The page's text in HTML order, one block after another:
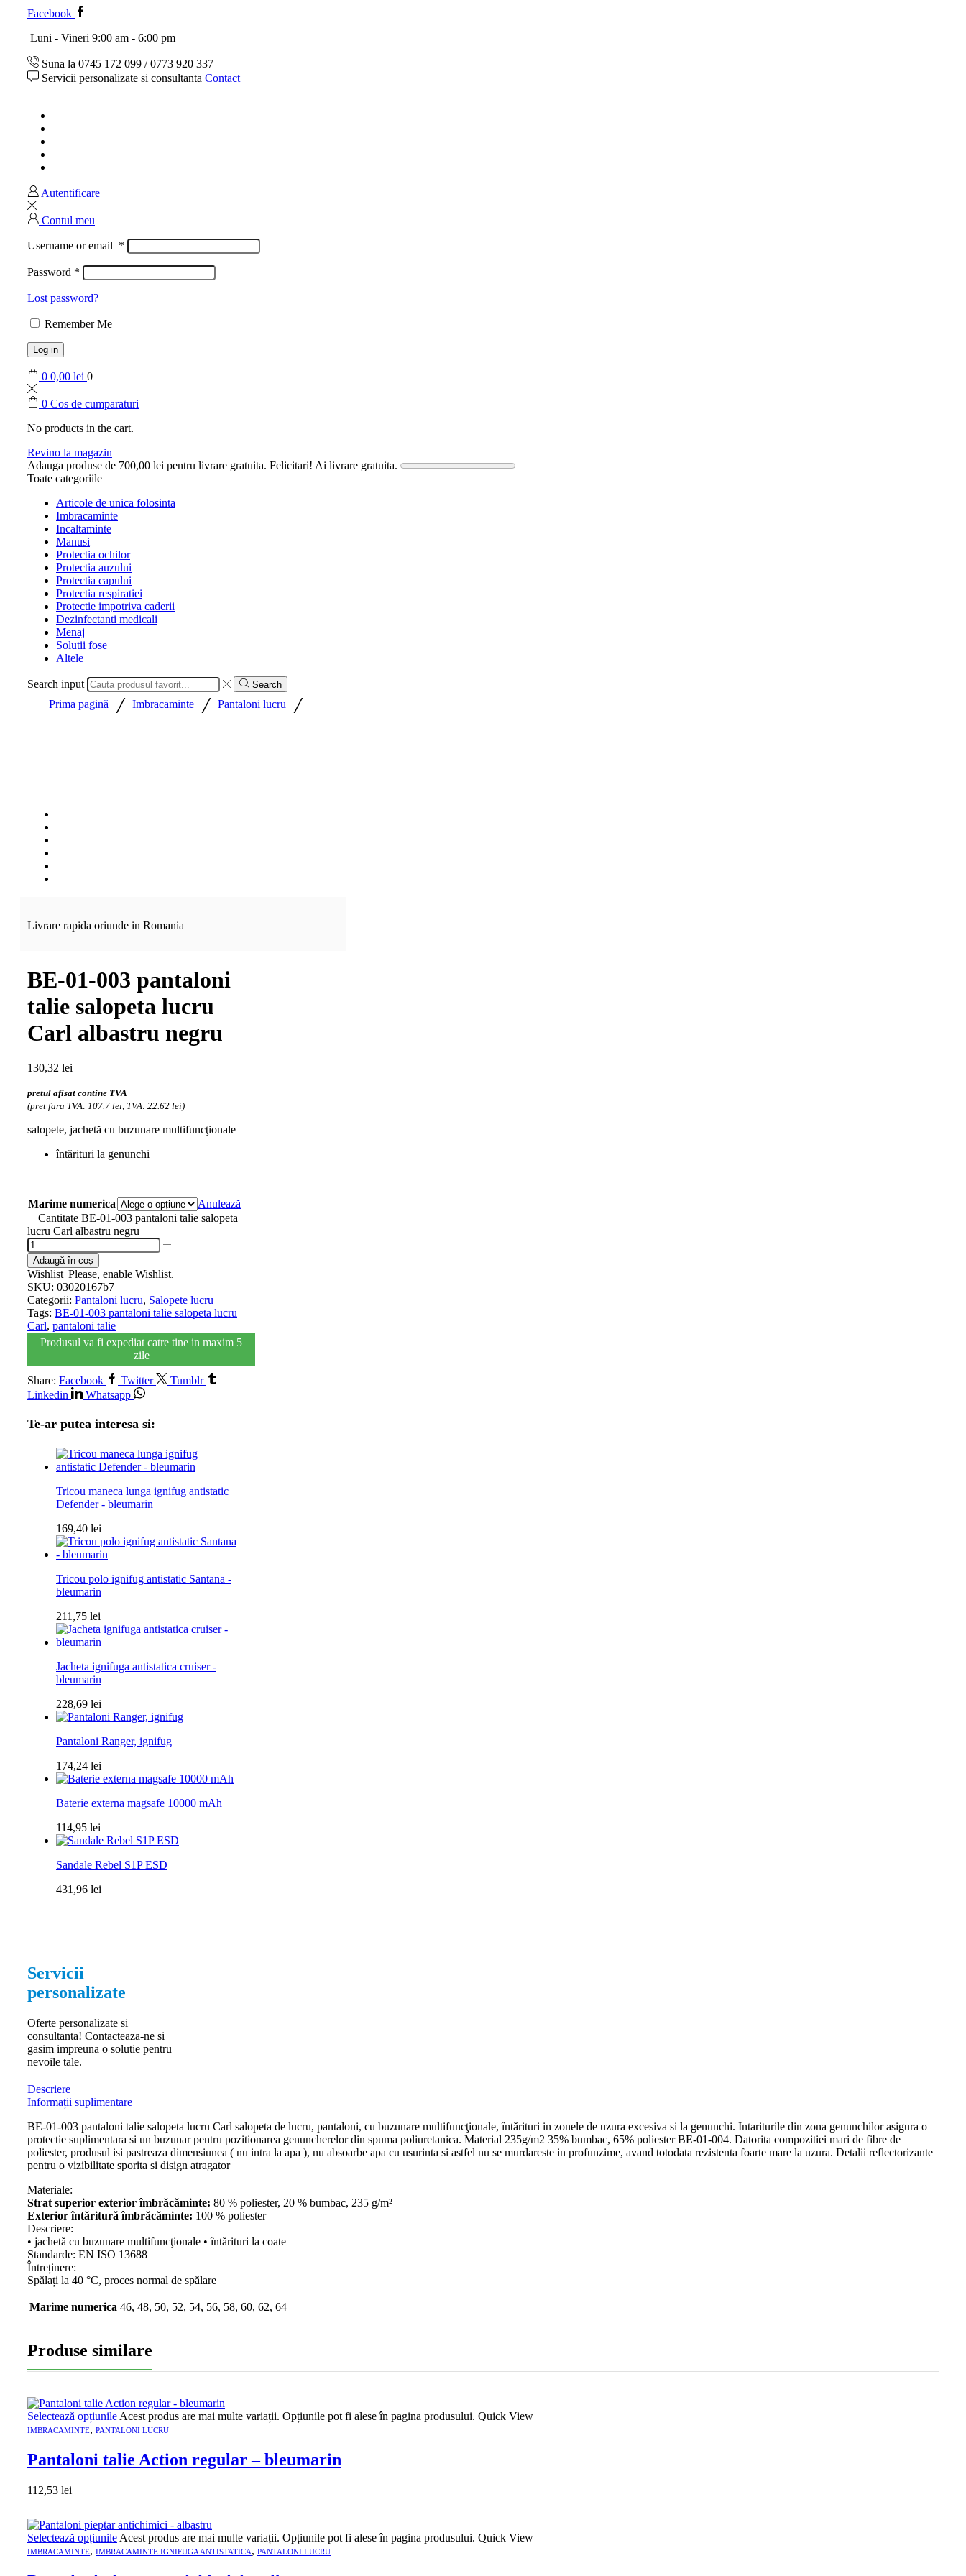
Facebook
Luni - Vineri 9:00 am - 6:00 pm
Suna la 0745 172 099 / 0773 920 337
Servicii personalizate si consultanta Contact
Autentificare
Contul meu
Username or email *
Password *
Lost password?
Remember Me
Log in
0 0,00 lei 0
0 Cos de cumparaturi
No products in the cart.
Revino la magazin
Adauga produse de 700,00 lei pentru livrare gratuita. Felicitari! Ai livrare gratuita.
Toate categoriile
Articole de unica folosinta
Imbracaminte
Incaltaminte
Manusi
Protectia ochilor
Protectia auzului
Protectia capului
Protectia respiratiei
Protectie impotriva caderii
Dezinfectanti medicali
Menaj
Solutii fose
Altele
Search input Search
Prima pagină / Imbracaminte / Pantaloni lucru /
Livrare rapida oriunde in Romania
BE-01-003 pantaloni
talie salopeta lucru
Carl albastru negru
130,32 lei
pretul afisat contine TVA
(pret fara TVA: 107.7 lei, TVA: 22.62 lei)
salopete, jachetă cu buzunare multifuncţionale
întărituri la genunchi
Marime numerica
Anulează
Cantitate BE-01-003 pantaloni talie salopeta
lucru Carl albastru negru
Adaugă în coș
Wishlist Please, enable Wishlist.
SKU: 03020167b7
Categorii: Pantaloni lucru, Salopete lucru
Tags: BE-01-003 pantaloni talie salopeta lucru
Carl, pantaloni talie
Produsul va fi expediat catre tine in maxim 5
zile
Share: Facebook Twitter
Tumblr
Linkedin
Whatsapp
Te-ar putea interesa si:
Tricou maneca lunga ignifug antistatic
Defender - bleumarin
169,40 lei
Tricou polo ignifug antistatic Santana -
bleumarin
211,75 lei
Jacheta ignifuga antistatica cruiser -
bleumarin
228,69 lei
Pantaloni Ranger, ignifug
174,24 lei
Baterie externa magsafe 10000 mAh
114,95 lei
Sandale Rebel S1P ESD
431,96 lei
Servicii
personalizate
Oferte personalizate si
consultanta! Contacteaza-ne si
gasim impreuna o solutie pentru
nevoile tale.
Descriere
Informații suplimentare
BE-01-003 pantaloni talie salopeta lucru Carl salopeta de lucru, pantaloni, cu buzunare multifuncţionale, întărituri in zonele de uzura excesiva si la genunchi. Intariturile din zona genunchilor asigura o
protectie suplimentara si un buzunar pentru pozitionarea genuncherelor din spuma poliuretanica. Material 235g/m2 35% bumbac, 65% poliester BE-01-004. Datorita compozitiei mari de fibre de
poliester, produsul isi pastreaza dimensiunea ( nu intra la apa ), nu absoarbe apa cu usurinta si astfel nu se murdareste in profunzime, avand totodata rezistenta foarte mare la uzura. Detalii reflectorizante
pentru o vizibilitate sporita si disign atragator
Materiale:
Strat superior exterior îmbrăcăminte: 80 % poliester, 20 % bumbac, 235 g/m²
Exterior întăritură îmbrăcăminte: 100 % poliester
Descriere:
• jachetă cu buzunare multifuncţionale • întărituri la coate
Standarde: EN ISO 13688
Întreținere:
Spălați la 40 °C, proces normal de spălare
Marime numerica 46, 48, 50, 52, 54, 56, 58, 60, 62, 64
Produse similare
Selectează opțiunile Acest produs are mai multe variații. Opțiunile pot fi alese în pagina produsului. Quick View
IMBRACAMINTE, PANTALONI LUCRU
Pantaloni talie Action regular – bleumarin
112,53 lei
Selectează opțiunile Acest produs are mai multe variații. Opțiunile pot fi alese în pagina produsului. Quick View
IMBRACAMINTE, IMBRACAMINTE IGNIFUGA ANTISTATICA, PANTALONI LUCRU